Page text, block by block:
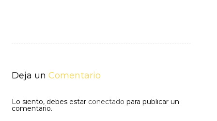
Deja un Comentario
Lo siento, debes estar conectado para publicar un
comentario.